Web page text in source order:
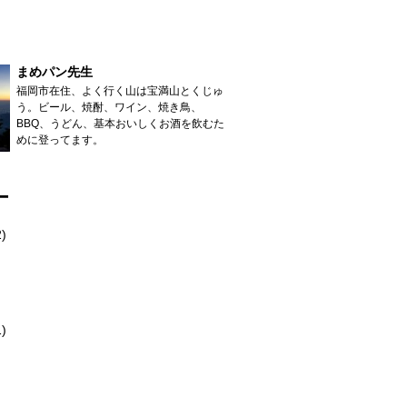
まめパン先生
福岡市在住、よく行く山は宝満山とくじゅ
う。ビール、焼酎、ワイン、焼き鳥、
BBQ、うどん、基本おいしくお酒を飲むた
めに登ってます。